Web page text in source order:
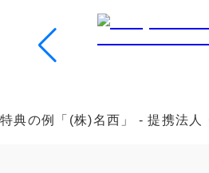
特典の例「(株)名西」 - 提携法人